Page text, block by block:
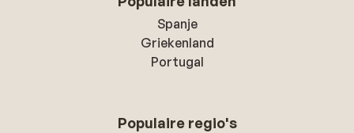
Spanje
Griekenland
Portugal
Populaire regio's